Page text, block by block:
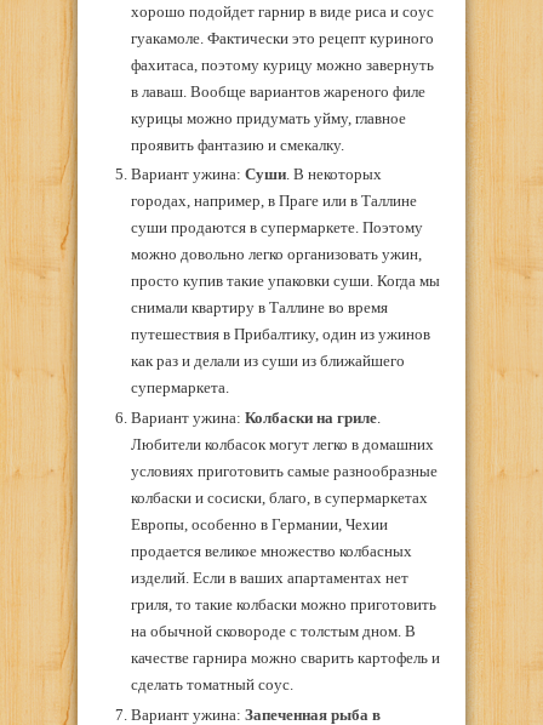
хорошо подойдет гарнир в виде риса и соус
гуакамоле. Фактически это рецепт куриного
фахитаса, поэтому курицу можно завернуть
в лаваш. Вообще вариантов жареного филе
курицы можно придумать уйму, главное
проявить фантазию и смекалку.
Вариант ужина: Суши. В некоторых
городах, например, в Праге или в Таллине
суши продаются в супермаркете. Поэтому
можно довольно легко организовать ужин,
просто купив такие упаковки суши. Когда мы
снимали квартиру в Таллине во время
путешествия в Прибалтику, один из ужинов
как раз и делали из суши из ближайшего
супермаркета.
Вариант ужина: Колбаски на гриле.
Любители колбасок могут легко в домашних
условиях приготовить самые разнообразные
колбаски и сосиски, благо, в супермаркетах
Европы, особенно в Германии, Чехии
продается великое множество колбасных
изделий. Если в ваших апартаментах нет
гриля, то такие колбаски можно приготовить
на обычной сковороде с толстым дном. В
качестве гарнира можно сварить картофель и
сделать томатный соус.
Вариант ужина: Запеченная рыба в